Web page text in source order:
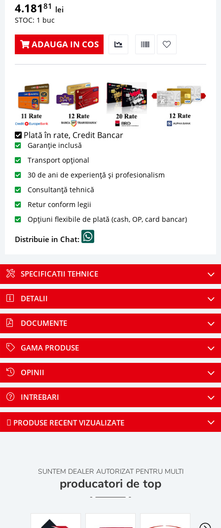
4.18181 lei
STOC: 1 buc
ADAUGA IN COS
Plată în rate, Credit Bancar
Garanție inclusă
Transport opțional
30 de ani de experiență și profesionalism
Consultanță tehnică
Retur conform legii
Opțiuni flexibile de plată (cash, OP, card bancar)
Distribuie in Chat:
SPECIFICATII TEHNICE
DETALII
DOCUMENTE
GAMA PRODUSE
OPINII
INTREBARI
PRODUSE RECENT VIZUALIZATE
SUNTEM DEALER AUTORIZAT PENTRU MULTI
producatori de top